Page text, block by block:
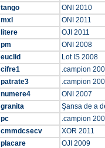
tango
ONI 2010
mxl
ONI 2011
litere
OJI 2011
pm
ONI 2008
euclid
Lot IS 2008
cifre1
.campion
patrate3
.campion
numere4
ONI 2007
granita
Şansa de a
pc
.campion
cmmdcsecv
XOR 2011
placare
OJI 2009